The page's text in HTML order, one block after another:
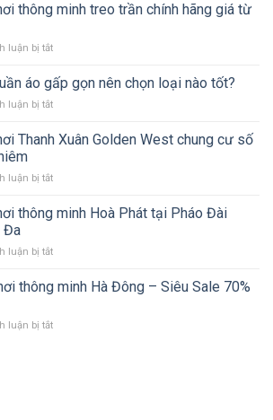
thông minh treo trần chính hãng giá từ
luận bị tắtở
giàn
phơi
thông
treo
hãng
từ
áo gấp gọn nên chọn loại nào tốt?
luận bị tắtở
phơi
gấp
nên
nào
Thanh Xuân Golden West chung cư số
luận bị tắtở
giàn
Xuân
West
số
thông minh Hoà Phát tại Pháo Đài
Đa
luận bị tắtở
giàn
phơi
minh
thông minh Hà Đông – Siêu Sale 70%
luận bị tắtở